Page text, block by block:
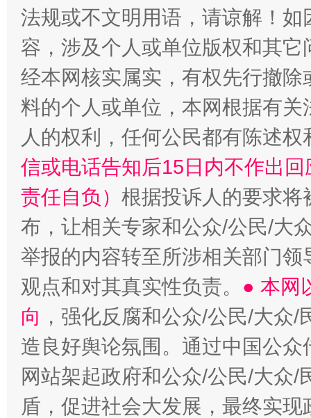
“蜀中异人”王建安的艺术幻境
法规或不文明用语，请谅解！
容，涉及个人或单位版权和其它
经本网核实属实，有权先行撤
料的个人或单位，本网根据有
人的权利，任何公民都有陈述
信或电话告知后15日内不作出
责任自负） 根据投诉人的要求将
布，让相关专家和公众/公民/大
举报的内容转至所涉相关部门
观点和对其真实性负责。 ● 本网
向 ，强化反腐和公众/公民/大众
造良好舆论氛围。通过中国公
网站架起政府和公众/公民/大众
盾，促进社会大发展，最终实